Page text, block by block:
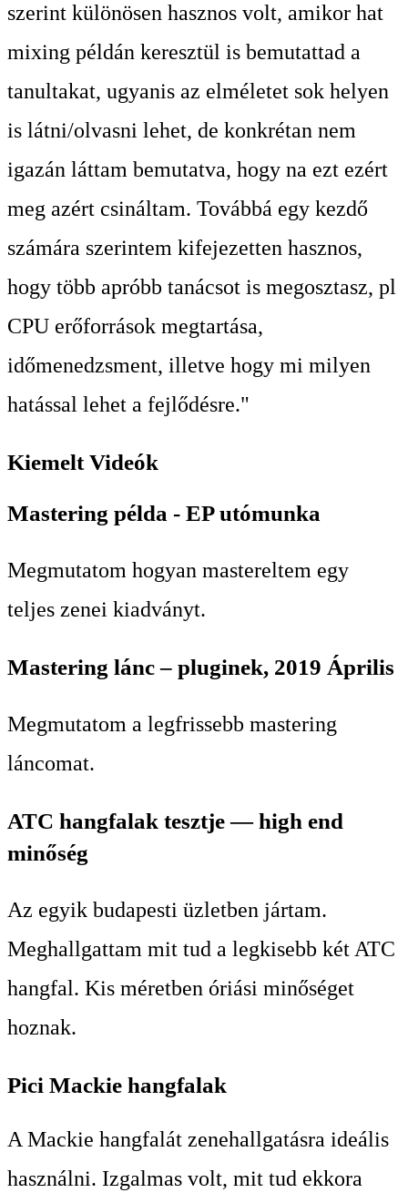
szerint különösen hasznos volt, amikor hat
mixing példán keresztül is bemutattad a
tanultakat, ugyanis az elméletet sok helyen
is látni/olvasni lehet, de konkrétan nem
igazán láttam bemutatva, hogy na ezt ezért
meg azért csináltam. Továbbá egy kezdő
számára szerintem kifejezetten hasznos,
hogy több apróbb tanácsot is megosztasz, pl
CPU erőforrások megtartása,
időmenedzsment, illetve hogy mi milyen
hatással lehet a fejlődésre."
Kiemelt Videók
Mastering példa - EP utómunka
Megmutatom hogyan mastereltem egy
teljes zenei kiadványt.
Mastering lánc – pluginek, 2019 Április
Megmutatom a legfrissebb mastering
láncomat.
ATC hangfalak tesztje — high end
minőség
Az egyik budapesti üzletben jártam.
Meghallgattam mit tud a legkisebb két ATC
hangfal. Kis méretben óriási minőséget
hoznak.
Pici Mackie hangfalak
A Mackie hangfalát zenehallgatásra ideális
használni. Izgalmas volt, mit tud ekkora